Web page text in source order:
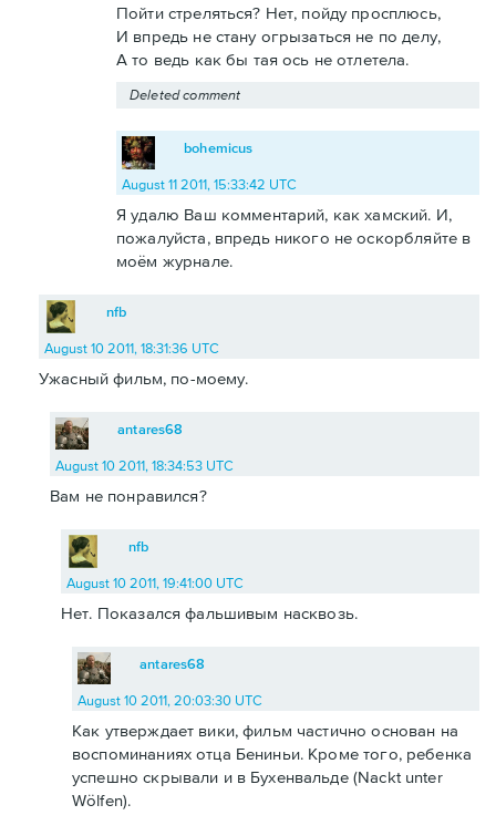
Пойти стреляться? Нет, пойду просплюсь,
И впредь не стану огрызаться не по делу,
А то ведь как бы тая ось не отлетела.
Deleted comment
bohemicus
August 11 2011, 15:33:42 UTC
Я удалю Ваш комментарий, как хамский. И,
пожалуйста, впредь никого не оскорбляйте в
моём журнале.
nfb
August 10 2011, 18:31:36 UTC
Ужасный фильм, по-моему.
antares68
August 10 2011, 18:34:53 UTC
Вам не понравился?
nfb
August 10 2011, 19:41:00 UTC
Нет. Показался фальшивым насквозь.
antares68
August 10 2011, 20:03:30 UTC
Как утверждает вики, фильм частично основан на
воспоминаниях отца Бениньи. Кроме того, ребенка
успешно скрывали и в Бухенвальде (Nackt unter
Wölfen).